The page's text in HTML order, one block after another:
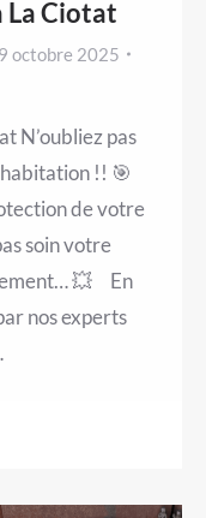
La Ciotat
octobre 2025
N’oubliez pas
!! 🎯
de votre
soin votre
💥 En
nos experts